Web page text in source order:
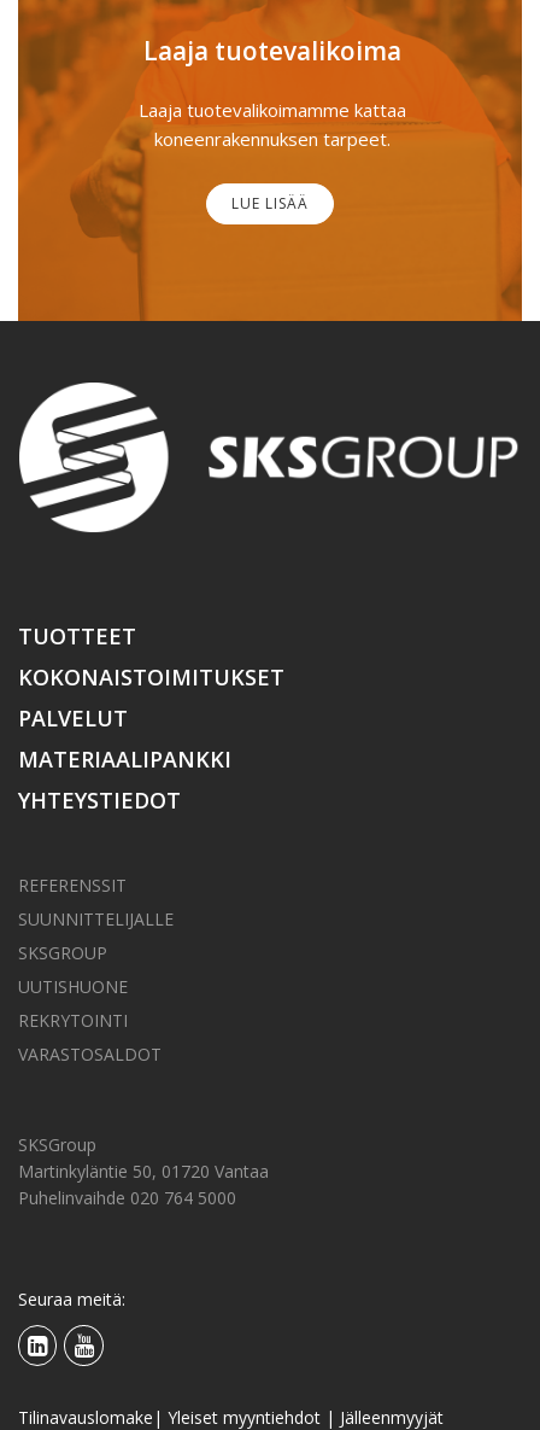
Laaja tuotevalikoima
Laaja tuotevalikoimamme kattaa
koneenrakennuksen tarpeet.
LUE LISÄÄ
TUOTTEET
KOKONAISTOIMITUKSET
PALVELUT
MATERIAALIPANKKI
YHTEYSTIEDOT
REFERENSSIT
SUUNNITTELIJALLE
SKSGROUP
UUTISHUONE
REKRYTOINTI
VARASTOSALDOT
SKSGroup
Martinkyläntie 50, 01720 Vantaa
Puhelinvaihde 020 764 5000
Seuraa meitä:
Tilinavauslomake | Yleiset myyntiehdot | Jälleenmyyjät